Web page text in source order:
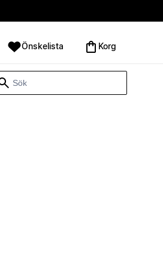
Önskelista Korg